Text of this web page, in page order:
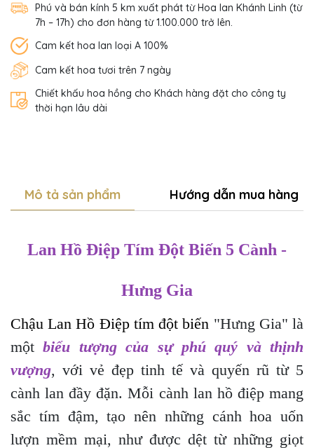
Phú và bán kính 5 km xuất phát từ Hoa lan Khánh Linh (từ
7h – 17h) cho đơn hàng từ 1.100.000 trở lên.
Cam kết hoa lan loại A 100%
Cam kết hoa tươi trên 7 ngày
Chiết khấu hoa hồng cho Khách hàng đặt cho công ty
thời hạn lâu dài
Mô tả sản phẩm Hướng dẫn mua hàng
Lan Hồ Điệp Tím Đột Biến 5 Cành -
Hưng Gia
Chậu Lan Hồ Điệp tím đột biến "Hưng Gia" là
mộtbiểu tượng của sự phú quý và thịnh
vượng, với vẻ đẹp tinh tế và quyến rũ từ 5
cành lan đầy đặn. Mỗi cành lan hồ điệp mang
sắc tím đậm, tạo nên những cánh hoa uốn
lượn mềm mại, như được dệt từ những giọt